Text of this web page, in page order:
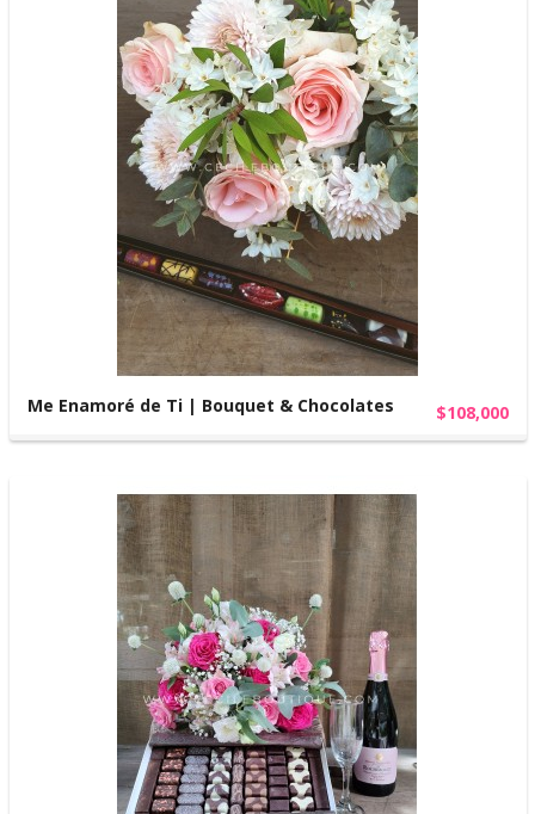
Me Enamoré de Ti | Bouquet & Chocolates $108,000